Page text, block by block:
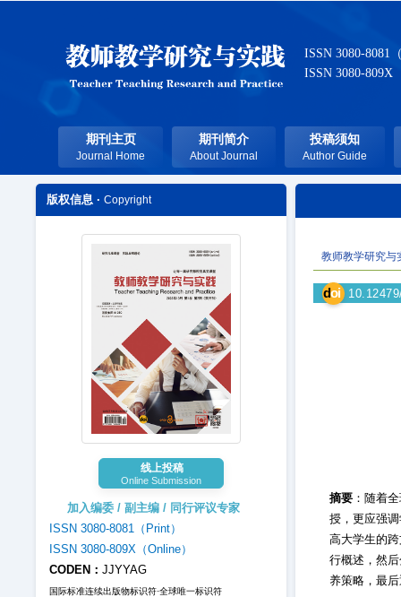
ISSN 3080-8081
ISSN 3080-809X
期刊主页
Journal Home
期刊简介
About Journal
投稿须知
Author Guide
版权信息 · Copyright
线上投稿
Online Submission
加入编委 / 副主编 / 同行评议专家
ISSN 3080-8081（Print）
ISSN 3080-809X（Online）
CODEN： JJYYAG
国际标准连续出版物标识符·全球唯一标识符
教师教学研究与
doi
摘要：随着
授，更应强
高大学生的
行概述，然
养策略，最